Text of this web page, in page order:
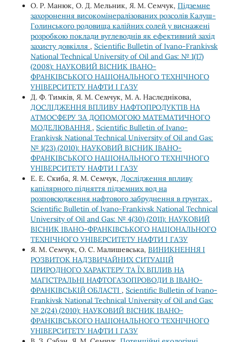
О. Р. Манюк, О. Д. Мельник, Я. М. Семчук, Підземне
захоронення високомінералізованих розсолів Калуш-
Голинського родовища калійних солей у виснажені
розробкою поклади вуглеводнів як ефективний захід
захисту довкілля , Scientific Bulletin of Ivano-Frankivsk
National Technical University of Oil and Gas: № 1(17)
(2008): НАУКОВИЙ ВІСНИК ІВАНО-
ФРАНКІВСЬКОГО НАЦІОНАЛЬНОГО ТЕХНІЧНОГО
УНІВЕРСИТЕТУ НАФТИ І ГАЗУ
Д. Ф. Тимків, Я. М. Семчук, М. А. Наслєднікова,
ДОСЛІДЖЕННЯ ВПЛИВУ НАФТОПРОДУКТІВ НА
АТМОСФЕРУ ЗА ДОПОМОГОЮ МАТЕМАТИЧНОГО
МОДЕЛЮВАННЯ , Scientific Bulletin of Ivano-
Frankivsk National Technical University of Oil and Gas:
№ 1(23) (2010): НАУКОВИЙ ВІСНИК ІВАНО-
ФРАНКІВСЬКОГО НАЦІОНАЛЬНОГО ТЕХНІЧНОГО
УНІВЕРСИТЕТУ НАФТИ І ГАЗУ
Е. Е. Скиба, Я. М. Семчук, Дослідження впливу
капілярного підняття підземних вод на
розповсюдження нафтового забруднення в грунтах ,
Scientific Bulletin of Ivano-Frankivsk National Technical
University of Oil and Gas: № 4(30) (2011): НАУКОВИЙ
ВІСНИК ІВАНО-ФРАНКІВСЬКОГО НАЦІОНАЛЬНОГО
ТЕХНІЧНОГО УНІВЕРСИТЕТУ НАФТИ І ГАЗУ
Я. М. Семчук, О. С. Малишевська, ВИНИКНЕННЯ І
РОЗВИТОК НАДЗВИЧАЙНИХ СИТУАЦІЙ
ПРИРОДНОГО ХАРАКТЕРУ ТА ЇХ ВПЛИВ НА
МАГІСТРАЛЬНІ НАФТОГАЗОПРОВОДИ В ІВАНО-
ФРАНКІВСЬКІЙ ОБЛАСТІ , Scientific Bulletin of Ivano-
Frankivsk National Technical University of Oil and Gas:
№ 2(24) (2010): НАУКОВИЙ ВІСНИК ІВАНО-
ФРАНКІВСЬКОГО НАЦІОНАЛЬНОГО ТЕХНІЧНОГО
УНІВЕРСИТЕТУ НАФТИ І ГАЗУ